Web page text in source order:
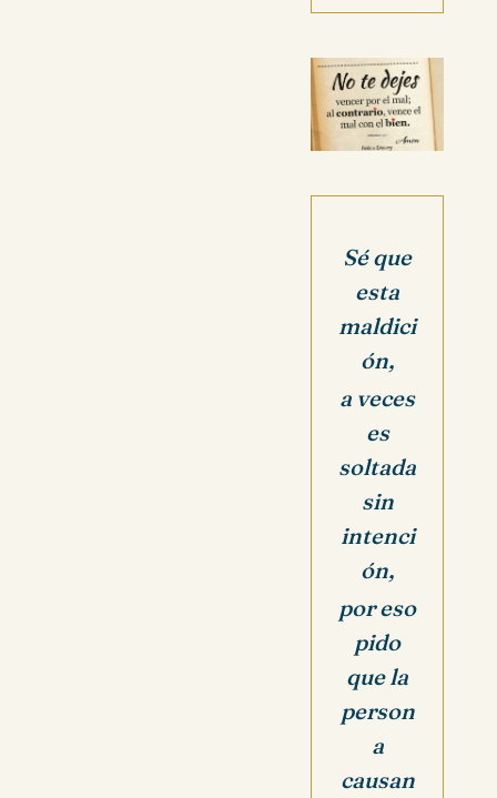
Sé que
esta
maldici
ón,
a veces
es
soltada
sin
intenci
ón,
por eso
pido
que la
person
a
causan